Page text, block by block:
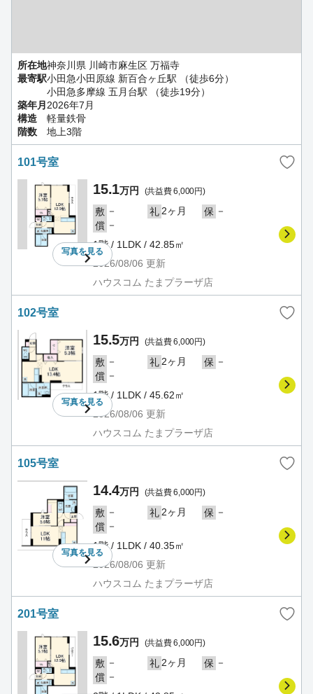
所在地神奈川県 川崎市麻生区 万福寺
最寄駅小田急小田原線 新百合ヶ丘駅 （徒歩6分）
小田急多摩線 五月台駅 （徒歩19分）
築年月 2026年7月
構造
軽量鉄骨
階数
地上3階
101号室
写真を見る
15.1万円 (共益費 6,000円)
敷 － 礼2ヶ月 保 －
償 －
1階 / 1LDK / 42.85㎡
2026/08/06 更新
ハウスコム たまプラーザ店
102号室
写真を見る
15.5万円 (共益費 6,000円)
敷 － 礼2ヶ月 保 －
償 －
1階 / 1LDK / 45.62㎡
2026/08/06 更新
ハウスコム たまプラーザ店
105号室
写真を見る
14.4万円 (共益費 6,000円)
敷 － 礼2ヶ月 保 －
償 －
1階 / 1LDK / 40.35㎡
2026/08/06 更新
ハウスコム たまプラーザ店
201号室
15.6万円 (共益費 6,000円)
敷 － 礼2ヶ月 保 －
償 －